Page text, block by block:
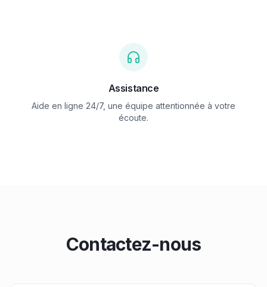
Assistance
Aide en ligne 24/7, une équipe attentionnée à votre
écoute.
Contactez-nous